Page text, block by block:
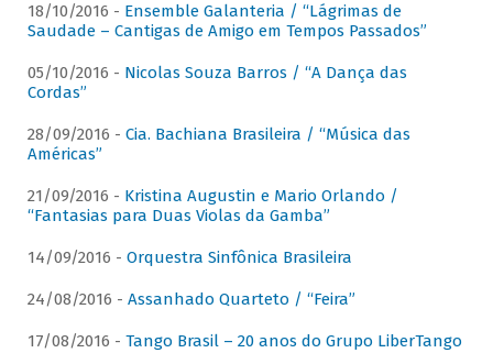
18/10/2016 - Ensemble Galanteria / “Lágrimas de
Saudade – Cantigas de Amigo em Tempos Passados”
05/10/2016 - Nicolas Souza Barros / “A Dança das
Cordas”
28/09/2016 - Cia. Bachiana Brasileira / “Música das
Américas”
21/09/2016 - Kristina Augustin e Mario Orlando /
“Fantasias para Duas Violas da Gamba”
14/09/2016 - Orquestra Sinfônica Brasileira
24/08/2016 - Assanhado Quarteto / “Feira”
17/08/2016 - Tango Brasil – 20 anos do Grupo LiberTango